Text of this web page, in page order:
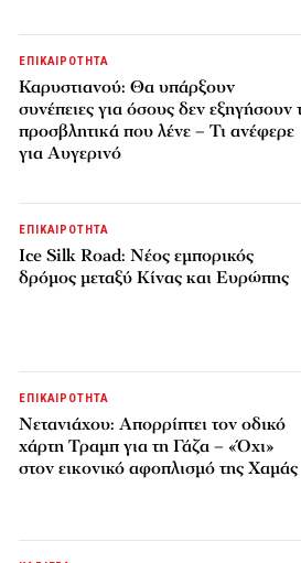
ΕΠΙΚΑΙΡΟΤΗΤΑ
Καρυστιανού: Θα υπάρξουν
συνέπειες για όσους δεν εξηγήσουν
προσβλητικά που λένε – Τι ανέφερε
για Αυγερινό
ΕΠΙΚΑΙΡΟΤΗΤΑ
Ice Silk Road: Nέος εμπορικός
δρόμος μεταξύ Κίνας και Ευρώπης
ΕΠΙΚΑΙΡΟΤΗΤΑ
Νετανιάχου: Απορρίπτει τον οδικό
χάρτη Τραμπ για τη Γάζα – «Όχι»
στον εικονικό αφοπλισμό της Χαμάς